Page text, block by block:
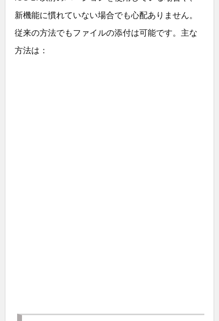
新機能に慣れていない場合でも心配ありません。
従来の方法でもファイルの添付は可能です。主な
方法は：